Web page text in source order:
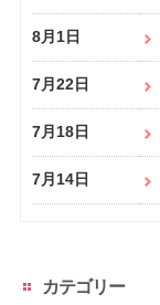
8月1日
7月22日
7月18日
7月14日
カテゴリー